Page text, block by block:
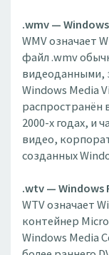
.wmv —
WMV означает
файл .wmv
видеоданными,
Windows Media
распространён
2000-х годах, и
видео,
созданных
.wtv — Windows
WTV означает
контейнер
Windows Media